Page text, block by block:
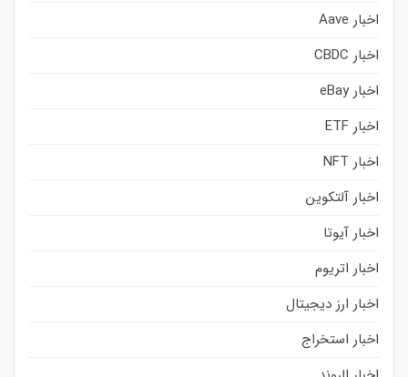
اخبار Aave
اخبار CBDC
اخبار eBay
اخبار ETF
اخبار NFT
اخبار آلتکوین
اخبار آیوتا
اخبار اتریوم
اخبار ارز دیجیتال
اخبار استخراج